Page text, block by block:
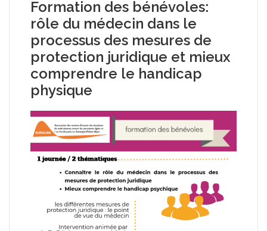
Formation des bénévoles:
rôle du médecin dans le
processus des mesures de
protection juridique et mieux
comprendre le handicap
physique